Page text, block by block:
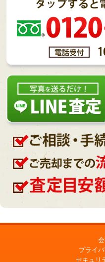
プライ
セキュリ